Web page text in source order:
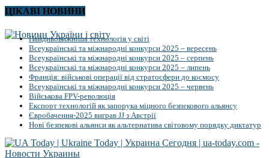
ЦІКАВІ НОВИНИ
Найдивовижніша технологія у світі
Всеукраїнські та міжнародні конкурси 2025 – вересень
Всеукраїнські та міжнародні конкурси 2025 – серпень
Всеукраїнські та міжнародні конкурси 2025 – липень
Франція: військові операції від стратосфери до космосу
Всеукраїнські та міжнародні конкурси 2025 – червень
Військова FPV-революція
Експорт технологій як запорука міцного безпекового альянсу
Євробачення-2025 виграв JJ з Австрії
Нові безпекові альянси як альтернатива світовому порядку диктатур